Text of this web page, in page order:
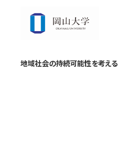
地域社会の持続可能性を考える